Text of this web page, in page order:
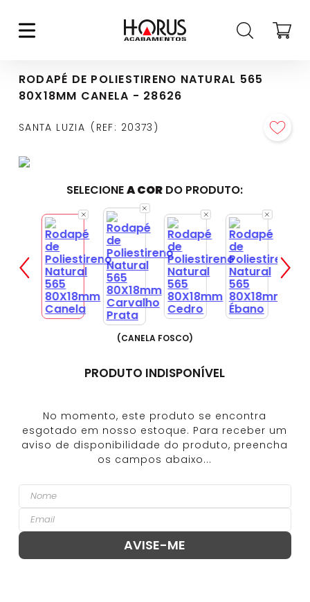
RODAPÉ DE POLIESTIRENO NATURAL 565
80X18MM CANELA - 28626
SANTA LUZIA REF: 20373
SELECIONEA COR DO PRODUTO:
(CANELA FOSCO)
PRODUTO INDISPONÍVEL